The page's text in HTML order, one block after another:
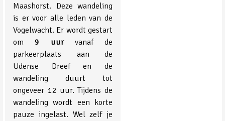
Maashorst. Deze wandeling
is er voor alle leden van de
Vogelwacht. Er wordt gestart
om9 uurvanaf de
parkeerplaats aan de
Udense Dreef en de
wandeling duurt tot
ongeveer 12 uur. Tijdens de
wandeling wordt een korte
pauze ingelast. Wel zelf je